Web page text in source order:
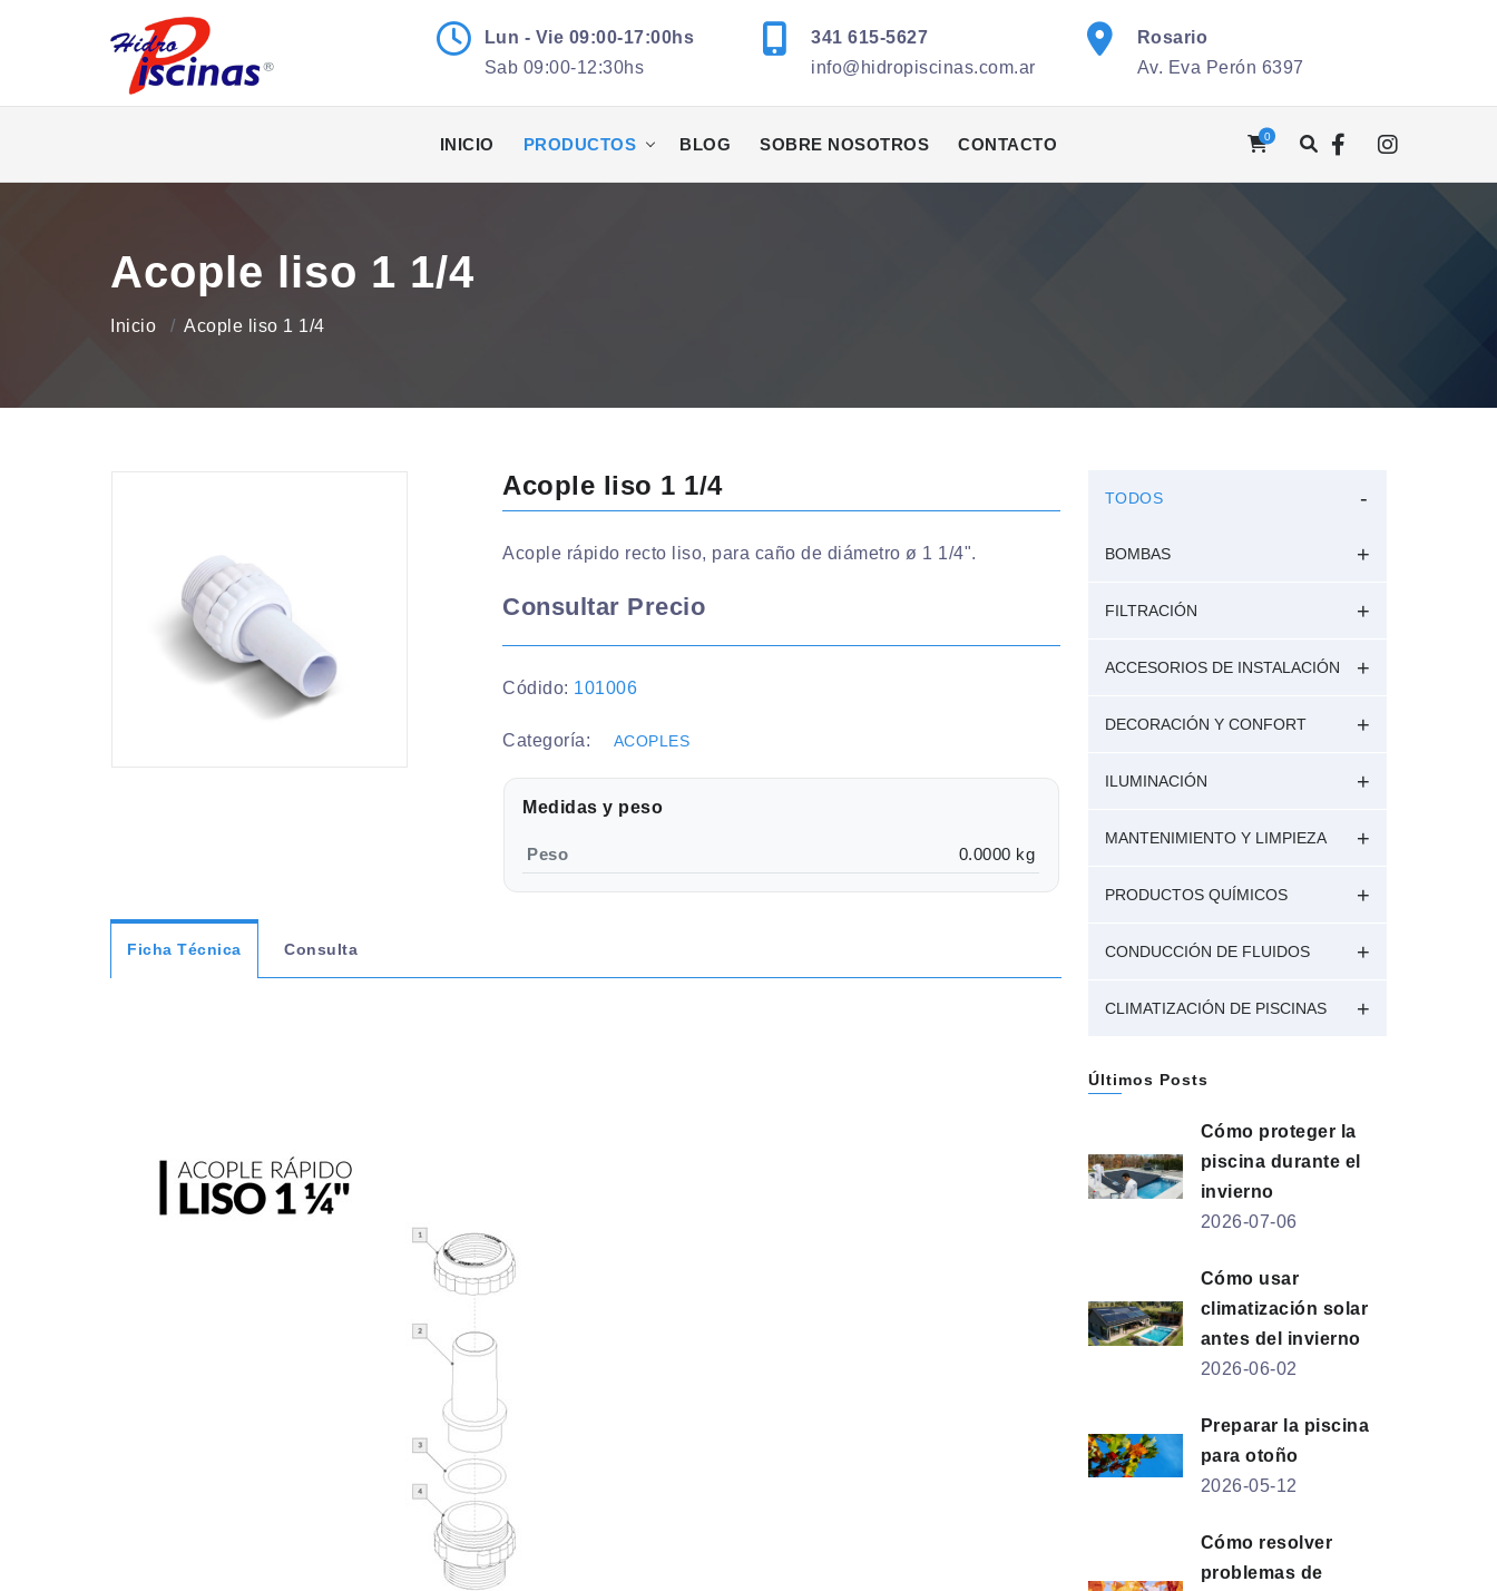
Lun - Vie 09:00-17:00hs
Sab 09:00-12:30hs
341 615-5627
info@hidropiscinas.com.ar
Rosario
Av. Eva Perón 6397
INICIO PRODUCTOS BLOG SOBRE NOSOTROS CONTACTO 0
Acople liso 1 1/4
Inicio Acople liso 1 1/4
Acople liso 1 1/4
Acople rápido recto liso, para caño de diámetro ø 1 1/4".
Consultar Precio
Códido: 101006
Categoría: ACOPLES
Medidas y peso
Peso 0.0000 kg
Ficha Técnica Consulta
TODOS
BOMBAS
FILTRACIÓN
ACCESORIOS DE INSTALACIÓN
DECORACIÓN Y CONFORT
ILUMINACIÓN
MANTENIMIENTO Y LIMPIEZA
PRODUCTOS QUÍMICOS
CONDUCCIÓN DE FLUIDOS
CLIMATIZACIÓN DE PISCINAS
Últimos Posts
Cómo proteger la
piscina durante el
invierno
2026-07-06
Cómo usar
climatización solar
antes del invierno
2026-06-02
Preparar la piscina
para otoño
2026-05-12
Cómo resolver
problemas de